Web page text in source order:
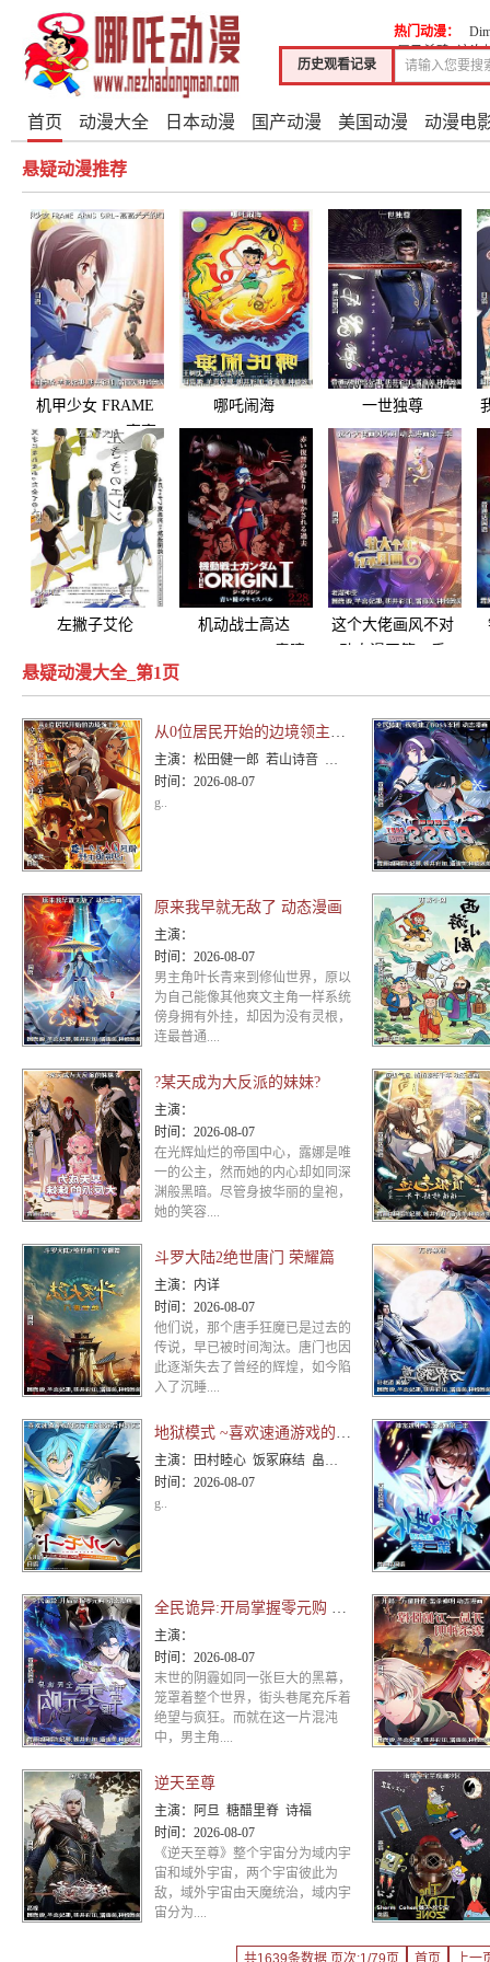
历史观看记录
热门动漫：
辱马杀鸡~这次
首页 动漫大全 日本动漫 国产动漫 美国动漫 动漫电
悬疑动漫推荐
机甲少女 FRAME
ARMS GIRL~高高
兴兴的幻境~
哪吒闹海 一世独尊
左撇子艾伦
机动战士高达
这个大佬画风不对
悬疑动漫大全_第1页
从0位居民开始的边境领主大人
主演： 松田健一郎 若山诗音 坂泰斗 伊藤美来 白石晴香 福山润 安田陆矢 阿保玛利亚 鲸 日笠阳子 东山奈
时间： 2026-08-07
g..
原来我早就无敌了 动态漫画
主演：
时间： 2026-08-07
男主角叶长青来到修仙世界，原以
为自己能像其他爽文主角一样系统
傍身拥有外挂，却因为没有灵根，
连最普通....
?某天成为大反派的妹妹?
主演：
时间： 2026-08-07
在光辉灿烂的帝国中心，露娜是唯
一的公主，然而她的内心却如同深
渊般黑暗。尽管身披华丽的皇袍，
她的笑容....
斗罗大陆2绝世唐门 荣耀篇
主演：
内详
时间： 2026-08-07
他们说，那个唐手狂魔已是过去的
传说，早已被时间淘汰。唐门也因
此逐渐失去了曾经的辉煌，如今陷
入了沉睡....
地狱模式 ~喜欢速通游戏的玩家在废设定异世界无双~第二季
主演：
田村睦心 饭冢麻结 畠中祐 千本木彩花 石川英郎 大原沙耶香 小市真琴 杉田智和 千叶翔也 三宅麻理
时间： 2026-08-07
g..
全民诡异:开局掌握零元购 动态漫画
主演：
时间： 2026-08-07
末世的阴霾如同一张巨大的黑幕，
笼罩着整个世界，街头巷尾充斥着
绝望与疯狂。而就在这一片混沌
中，男主角....
逆天至尊
主演：
阿旦 糖醋里脊 诗福
时间： 2026-08-07
《逆天至尊》整个宇宙分为域内宇
宙和域外宇宙，两个宇宙彼此为
敌，域外宇宙由天魔统治，域内宇
宙分为....
共1639条数据 页次:1/79页 首页 上一